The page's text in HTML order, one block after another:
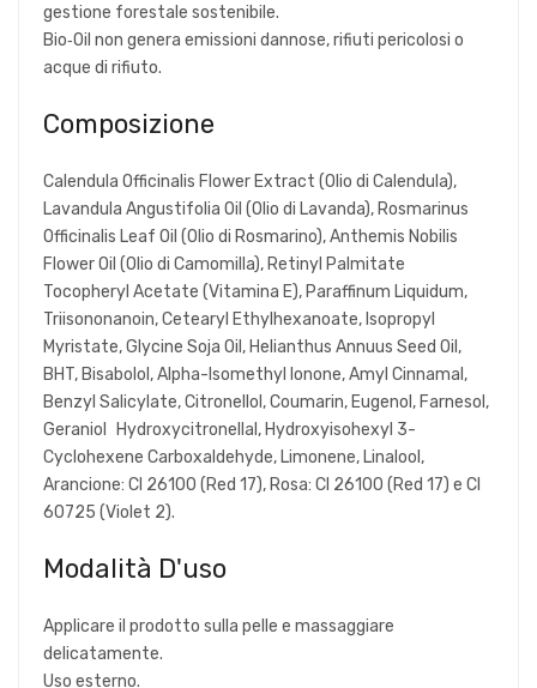
gestione forestale sostenibile.
Bio‑Oil non genera emissioni dannose, rifiuti pericolosi o
acque di rifiuto.
Composizione
Calendula Officinalis Flower Extract (Olio di Calendula),
Lavandula Angustifolia Oil (Olio di Lavanda), Rosmarinus
Officinalis Leaf Oil (Olio di Rosmarino), Anthemis Nobilis
Flower Oil (Olio di Camomilla), Retinyl Palmitate
Tocopheryl Acetate (Vitamina E), Paraffinum Liquidum,
Triisononanoin, Cetearyl Ethylhexanoate, Isopropyl
Myristate, Glycine Soja Oil, Helianthus Annuus Seed Oil,
BHT, Bisabolol, Alpha-Isomethyl Ionone, Amyl Cinnamal,
Benzyl Salicylate, Citronellol, Coumarin, Eugenol, Farnesol,
Geraniol Hydroxycitronellal, Hydroxyisohexyl 3-
Cyclohexene Carboxaldehyde, Limonene, Linalool,
Arancione: CI 26100 (Red 17), Rosa: CI 26100 (Red 17) e CI
60725 (Violet 2).
Modalità D'uso
Applicare il prodotto sulla pelle e massaggiare
delicatamente.
Uso esterno.